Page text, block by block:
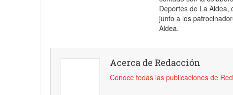
Deportes de La Aldea,
junto a los
Aldea.
Acerca de Redacción
Conoce todas las publicaciones de